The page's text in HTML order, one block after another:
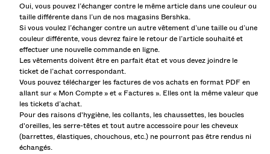
Oui, vous pouvez l’échanger contre le même article dans une couleur ou
taille différente dans l’un de nos magasins Bershka.
Si vous voulez l’échanger contre un autre vêtement d’une taille ou d’une
couleur différente, vous devrez faire le retour de l’article souhaité et
effectuer une nouvelle commande en ligne.
Les vêtements doivent être en parfait état et vous devez joindre le
ticket de l’achat correspondant.
Vous pouvez télécharger les factures de vos achats en format PDF en
allant sur « Mon Compte » et « Factures ». Elles ont la même valeur que
les tickets d’achat.
Pour des raisons d'hygiène, les collants, les chaussettes, les boucles
d'oreilles, les serre-têtes et tout autre accessoire pour les cheveux
(barrettes, élastiques, chouchous, etc.) ne pourront pas être rendus ni
échangés.